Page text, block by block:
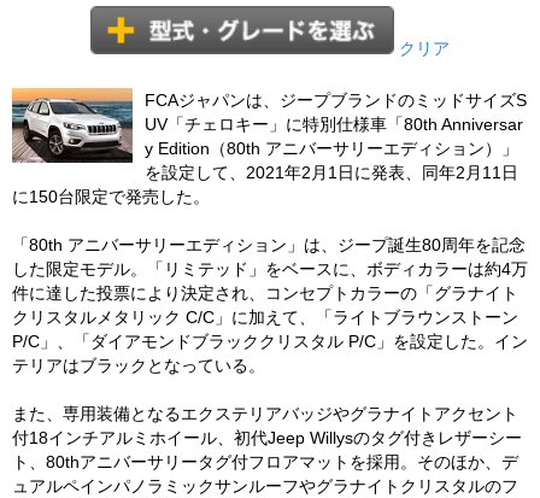
クリア
FCAジャパンは、ジープブランドのミッドサイズS
UV「チェロキー」に特別仕様車「80th Anniversar
y Edition（80th アニバーサリーエディション）」
を設定して、2021年2月1日に発表、同年2月11日
に150台限定で発売した。
「80th アニバーサリーエディション」は、ジープ誕生80周年を記念
した限定モデル。「リミテッド」をベースに、ボディカラーは約4万
件に達した投票により決定され、コンセプトカラーの「グラナイト
クリスタルメタリック C/C」に加えて、「ライトブラウンストーン
P/C」、「ダイアモンドブラッククリスタル P/C」を設定した。イン
テリアはブラックとなっている。
また、専用装備となるエクステリアバッジやグラナイトアクセント
付18インチアルミホイール、初代Jeep Willysのタグ付きレザーシー
ト、80thアニバーサリータグ付フロアマットを採用。そのほか、デ
ュアルペインパノラミックサンルーフやグラナイトクリスタルのフ